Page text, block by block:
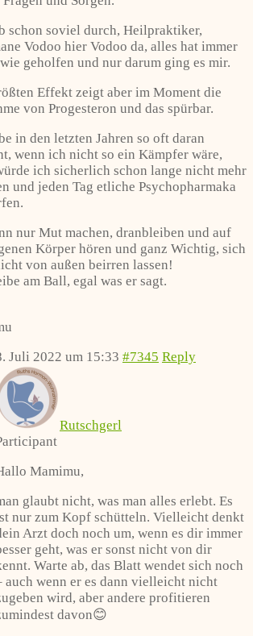
schon soviel durch, Heilpraktiker,
Vodoo hier Vodoo da, alles hat immer
geholfen und nur darum ging es mir.
Effekt zeigt aber im Moment die
von Progesteron und das spürbar.
in den letzten Jahren so oft daran
wenn ich nicht so ein Kämpfer wäre,
ich sicherlich schon lange nicht mehr
und jeden Tag etliche Psychopharmaka
nur Mut machen, dranbleiben und auf
Körper hören und ganz Wichtig, sich
von außen beirren lassen!
am Ball, egal was er sagt.
Juli 2022 um 15:33 #7345 Reply
Rutschgerl
Mamimu,
glaubt nicht, was man alles erlebt. Es
nur zum Kopf schütteln. Vielleicht denkt
Arzt doch noch um, wenn es dir immer
geht, was er sonst nicht von dir
Warte ab, das Blatt wendet sich noch
auch wenn er es dann vielleicht nicht
wird, aber andere profitieren
davon😊